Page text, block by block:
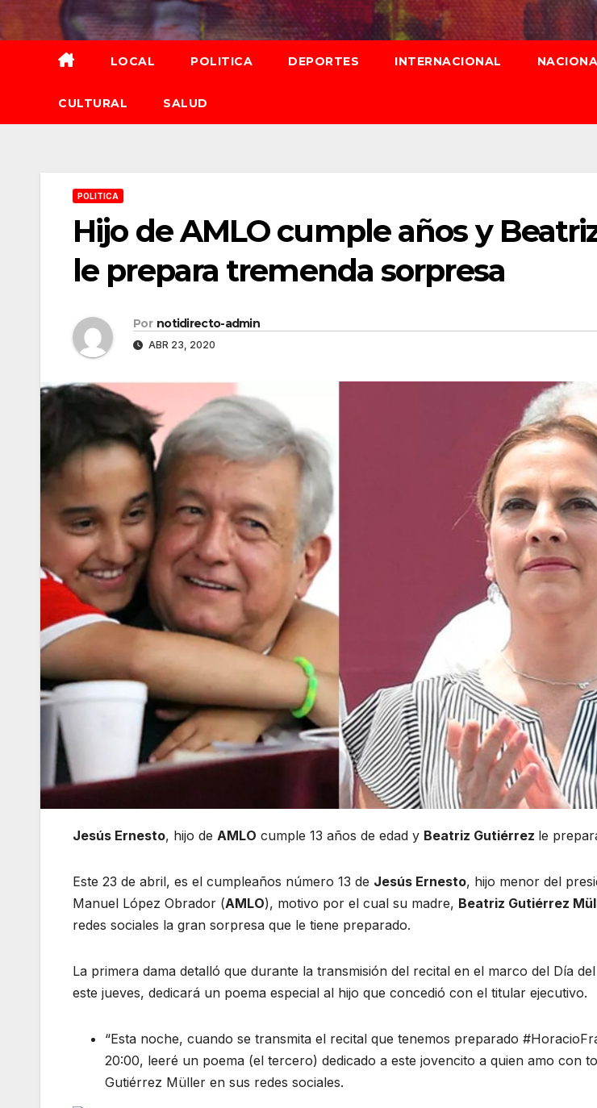
al
contenido
LOCAL POLITICA DEPORTES INTERNACIONAL
CULTURAL SALUD
POLITICA
Hijo de AMLO cumple años y
le prepara tremenda sorpresa
Por notidirecto-admin
ABR 23, 2020
Jesús Ernesto, hijo de AMLO cumple 13 años de edad y Beatriz Gutiérrez le
Este 23 de abril, es el cumpleaños número 13 de Jesús Ernesto, hijo menor del
Manuel López Obrador (AMLO), motivo por el cual su madre, Beatriz Gutiérrez
redes sociales la gran sorpresa que le tiene preparado.
La primera dama detalló que durante la transmisión del recital en el marco del Día
este jueves, dedicará un poema especial al hijo que concedió con el titular ejecutivo.
“Esta noche, cuando se transmita el recital que tenemos preparado
20:00, leeré un poema (el tercero) dedicado a este jovencito a quien amo con
Gutiérrez Müller en sus redes sociales.